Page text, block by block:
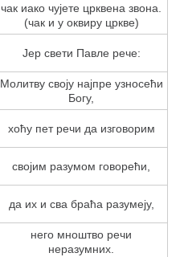
чак иако чујете црквена звона.
(чак и у оквиру цркве)
Јер свети Павле рече:
Молитву своју најпре узносећи
Богу,
хоћу пет речи да изговорим
својим разумом говорећи,
да их и сва браћа разумеју,
него мноштво речи
неразумних.